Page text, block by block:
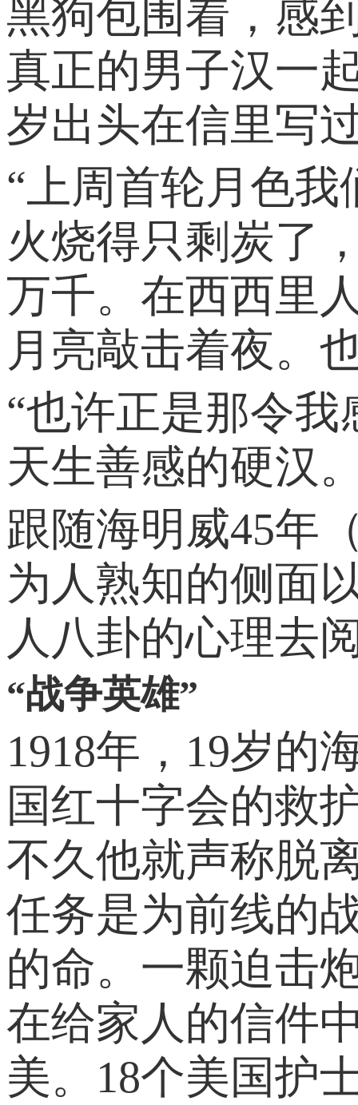
黑狗包围着，感
真正的男子汉一
岁出头在信里写
“上周首轮月色
火烧得只剩炭了
万千。在西西里
月亮敲击着夜。
“也许正是那令
天生善感的硬汉
跟随海明威45年
为人熟知的侧面
人八卦的心理去
“战争英雄”
1918年，19岁的
国红十字会的
不久他就声称脱
任务是为前线的
的命。一颗迫击
在给家人的信件
美。18个美国护